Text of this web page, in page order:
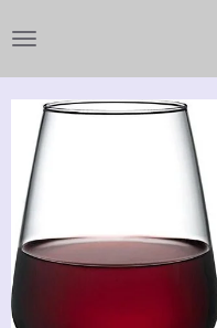
direct
naar
de
hoofdinhoud